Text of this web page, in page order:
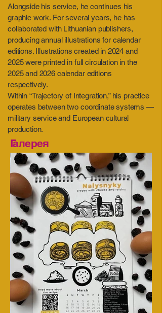
Alongside his service, he continues his
graphic work. For several years, he has
collaborated with Lithuanian publishers,
producing annual illustrations for calendar
editions. Illustrations created in 2024 and
2025 were printed in full circulation in the
2025 and 2026 calendar editions
respectively.
Within “Trajectory of Integration,” his practice
operates between two coordinate systems —
military service and European cultural
production.
Галерея